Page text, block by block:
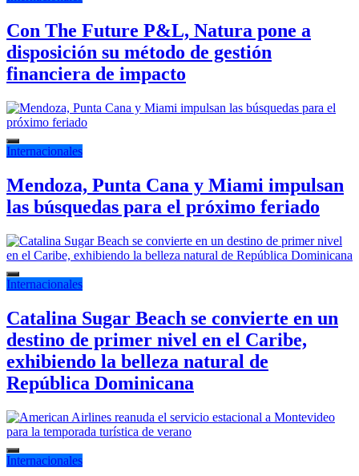
Con The Future P&L, Natura pone a
disposición su método de gestión
financiera de impacto
Internacionales
Mendoza, Punta Cana y Miami impulsan
las búsquedas para el próximo feriado
Internacionales
Catalina Sugar Beach se convierte en un
destino de primer nivel en el Caribe,
exhibiendo la belleza natural de
República Dominicana
Internacionales